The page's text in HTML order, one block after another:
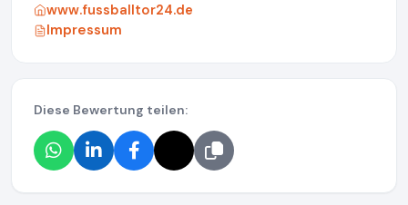
www.fussballtor24.de
Impressum
Diese Bewertung teilen: